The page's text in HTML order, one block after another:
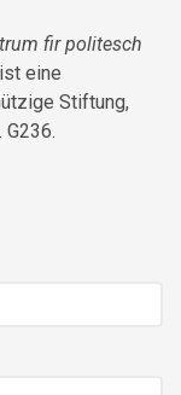
fir politesch
ist eine
Stiftung,
G236.